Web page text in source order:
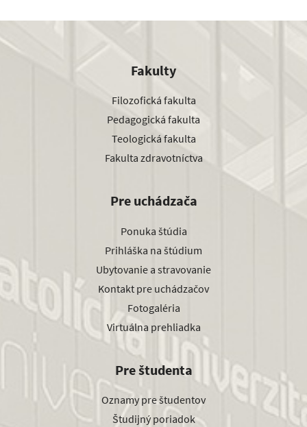
Fakulty
Filozofická fakulta
Pedagogická fakulta
Teologická fakulta
Fakulta zdravotníctva
Pre uchádzača
Ponuka štúdia
Prihláška na štúdium
Ubytovanie a stravovanie
Kontakt pre uchádzačov
Fotogaléria
Virtuálna prehliadka
Pre študenta
Oznamy pre študentov
Študijný poriadok